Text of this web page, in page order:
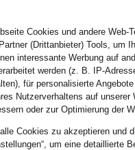
339
Cookies und andere Web-
(Drittanbieter) Tools, um
interessante Werbung auf
werden (z. B. IP-
für personalisierte
Nutzerverhaltens auf unserer
oder zur Optimierung der
Cookies zu akzeptieren und
um eine detaillierte